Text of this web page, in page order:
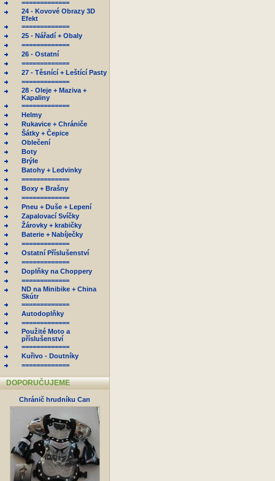
=============
24 - Kovové Obrazy 3D
Efekt
=============
25 - Nářadí + Obaly
=============
26 - Ostatní
=============
27 - Těsnící + Leštící Pasty
=============
28 - Oleje + Maziva +
Kapaliny
=============
Helmy
Rukavice + Chrániče
Šátky + Čepice
Oblečení
Boty
Brýle
Batohy + Ledvinky
=============
Boxy + Brašny
=============
Pneu + Duše + Lepení
Zapalovací Svíčky
Žárovky + krabičky
Baterie + Nabíječky
=============
Ostatní Příslušenství
=============
Doplňky na Choppery
=============
ND na Minibike + China
Skútr
=============
Autodoplňky
=============
Použité Moto a
příslušenství
=============
Kuřivo - Doutníky
=============
DOPORUČUJEME
Chránič hrudníku Can